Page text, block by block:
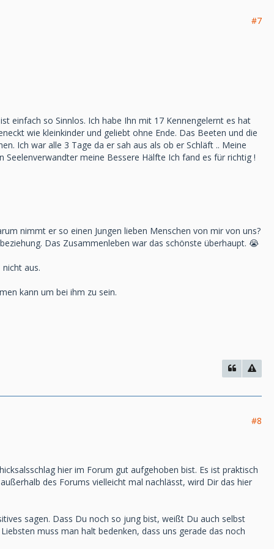
#7
einfach so Sinnlos. Ich habe Ihn mit 17 Kennengelernt es hat
wie kleinkinder und geliebt ohne Ende. Das Beeten und die
Ich war alle 3 Tage da er sah aus als ob er Schläft .. Meine
meine Bessere Hälfte Ich fand es für richtig !
nimmt er so einen Jungen lieben Menschen von mir von uns?
Das Zusammenleben war das schönste überhaupt. 😭
aus.
kann um bei ihm zu sein.
#8
hier im Forum gut aufgehoben bist. Es ist praktisch
des Forums vielleicht mal nachlässt, wird Dir das hier
sagen. Dass Du noch so jung bist, weißt Du auch selbst
muss man halt bedenken, dass uns gerade das noch